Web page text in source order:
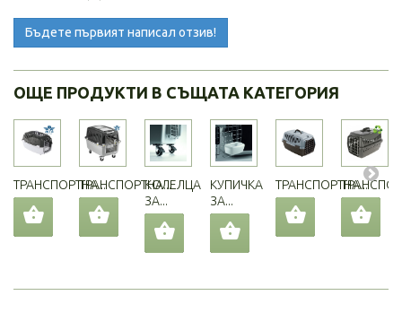
Бъдете първият написал отзив!
ОЩЕ ПРОДУКТИ В СЪЩАТА КАТЕГОРИЯ
ТРАНСПОРТНА...ТРАНСПОРТНА...КОЛЕЛЦА
ЗА...
КУПИЧКА
ЗА...
ТРАНСПОРТНА...